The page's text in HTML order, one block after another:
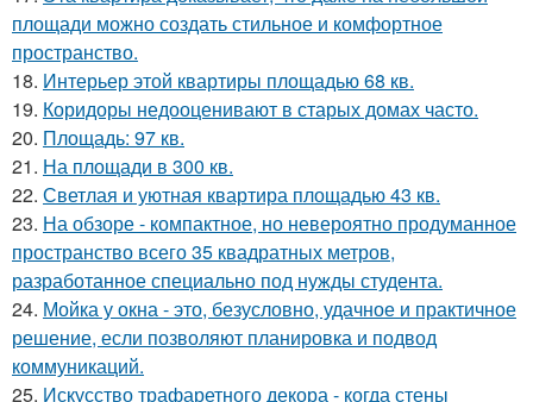
площади можно создать стильное и комфортное
пространство.
18. Интерьер этой квартиры площадью 68 кв.
19. Коридоры недооценивают в старых домах часто.
20. Площадь: 97 кв.
21. На площади в 300 кв.
22. Светлая и уютная квартира площадью 43 кв.
23. На обзоре - компактное, но невероятно продуманное
пространство всего 35 квадратных метров,
разработанное специально под нужды студента.
24. Мойка у окна - это, безусловно, удачное и практичное
решение, если позволяют планировка и подвод
коммуникаций.
25. Искусство трафаретного декора - когда стены